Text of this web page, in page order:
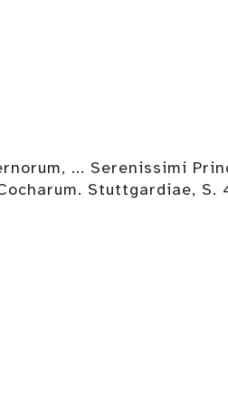
... Serenissimi
Stuttgardiae, S.